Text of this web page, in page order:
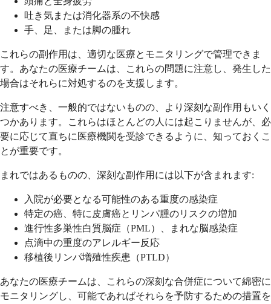
吐き気または消化器系の不快感
手、足、または脚の腫れ
これらの副作用は、適切な医療とモニタリングで管理できま
す。あなたの医療チームは、これらの問題に注意し、発生した
場合はそれらに対処するのを支援します。
注意すべき、一般的ではないものの、より深刻な副作用もいく
つかあります。これらはほとんどの人には起こりませんが、必
要に応じて直ちに医療機関を受診できるように、知っておくこ
とが重要です。
まれではあるものの、深刻な副作用には以下が含まれます:
入院が必要となる可能性のある重度の感染症
特定の癌、特に皮膚癌とリンパ腫のリスクの増加
進行性多巣性白質脳症（PML）、まれな脳感染症
点滴中の重度のアレルギー反応
移植後リンパ増殖性疾患（PTLD）
あなたの医療チームは、これらの深刻な合併症について綿密に
モニタリングし、可能であればそれらを予防するための措置を